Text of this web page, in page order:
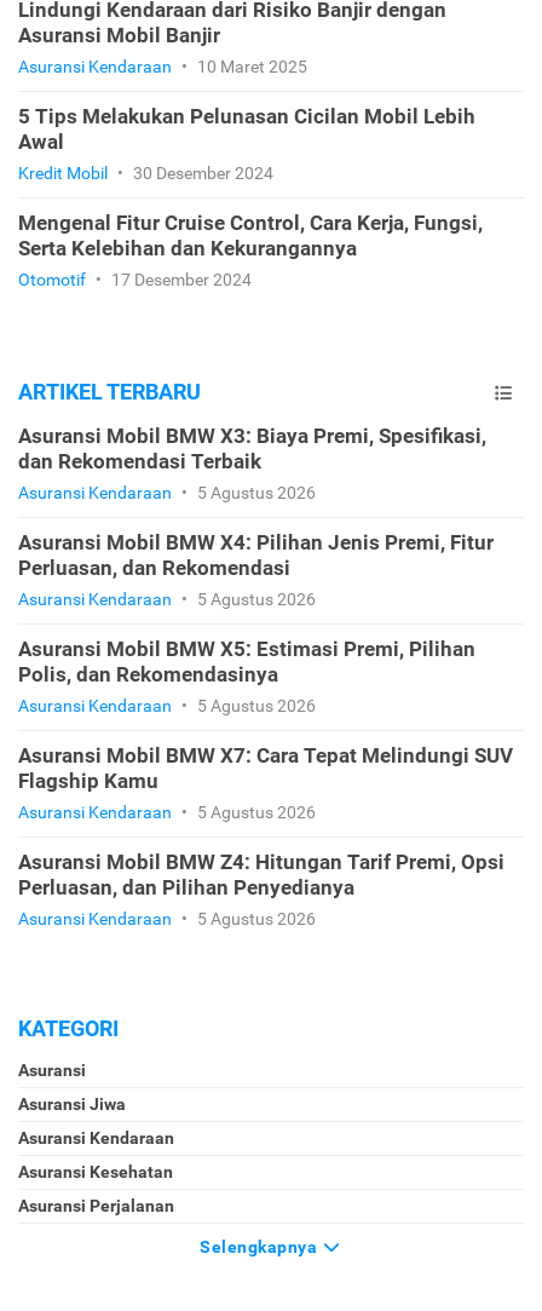
Lindungi Kendaraan dari Risiko Banjir dengan
Asuransi Mobil Banjir
Asuransi Kendaraan • 10 Maret 2025
5 Tips Melakukan Pelunasan Cicilan Mobil Lebih
Awal
Kredit Mobil • 30 Desember 2024
Mengenal Fitur Cruise Control, Cara Kerja, Fungsi,
Serta Kelebihan dan Kekurangannya
Otomotif • 17 Desember 2024
ARTIKEL TERBARU
Asuransi Mobil BMW X3: Biaya Premi, Spesifikasi,
dan Rekomendasi Terbaik
Asuransi Kendaraan • 5 Agustus 2026
Asuransi Mobil BMW X4: Pilihan Jenis Premi, Fitur
Perluasan, dan Rekomendasi
Asuransi Kendaraan • 5 Agustus 2026
Asuransi Mobil BMW X5: Estimasi Premi, Pilihan
Polis, dan Rekomendasinya
Asuransi Kendaraan • 5 Agustus 2026
Asuransi Mobil BMW X7: Cara Tepat Melindungi SUV
Flagship Kamu
Asuransi Kendaraan • 5 Agustus 2026
Asuransi Mobil BMW Z4: Hitungan Tarif Premi, Opsi
Perluasan, dan Pilihan Penyedianya
Asuransi Kendaraan • 5 Agustus 2026
KATEGORI
Asuransi
Asuransi Jiwa
Asuransi Kendaraan
Asuransi Kesehatan
Asuransi Perjalanan
Selengkapnya